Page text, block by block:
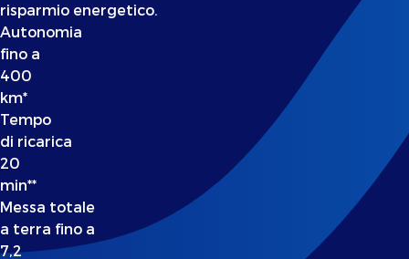
risparmio energetico.
Autonomia
fino a
400
km*
Tempo
di ricarica
20
min**
Messa totale
a terra fino a
7,2